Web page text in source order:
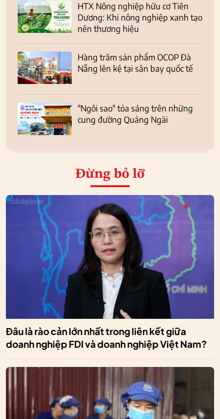
HTX Nông nghiệp hữu cơ Tiên
Dương: Khi nông nghiệp xanh tạo
nên thương hiệu
Hàng trăm sản phẩm OCOP Đà
Nẵng lên kệ tại sân bay quốc tế
"Ngôi sao" tỏa sáng trên những
cung đường Quảng Ngãi
Đừng bỏ lỡ
Đâu là rào cản lớn nhất trong liên kết giữa
doanh nghiệp FDI và doanh nghiệp Việt Nam?